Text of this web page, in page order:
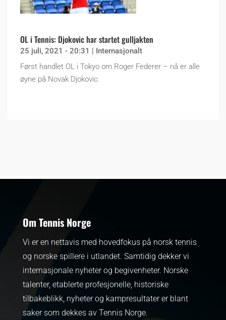
OL i Tennis: Djokovic har startet gulljakten
25 juli, 2021 - 20:31 | Internasjonalt
Først handlet OL i Tokyo om Roger Federer – nå er alle
øyne på Novak Djokovic.
Om Tennis Norge
Vi er en nettavis med hovedfokus på norsk tennis
og norske spillere i utlandet. Samtidig dekker vi
internasjonale nyheter og begivenheter. Norske
talenter, etablerte profesjonelle, historiske
tilbakeblikk, nyheter og kampresultater er blant
saker som dekkes av Tennis Norge.